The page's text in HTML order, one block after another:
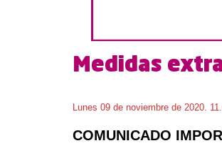
Medidas
Lunes 09 de noviembre de 2020.
COMUNICADO